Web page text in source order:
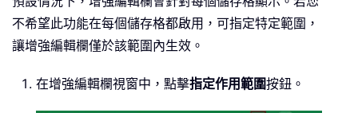
不希望此功能在每個儲存格都啟用，可指定特定範圍，
讓增強編輯欄僅於該範圍內生效。
在增強編輯欄視窗中，點擊指定作用範圍按鈕。